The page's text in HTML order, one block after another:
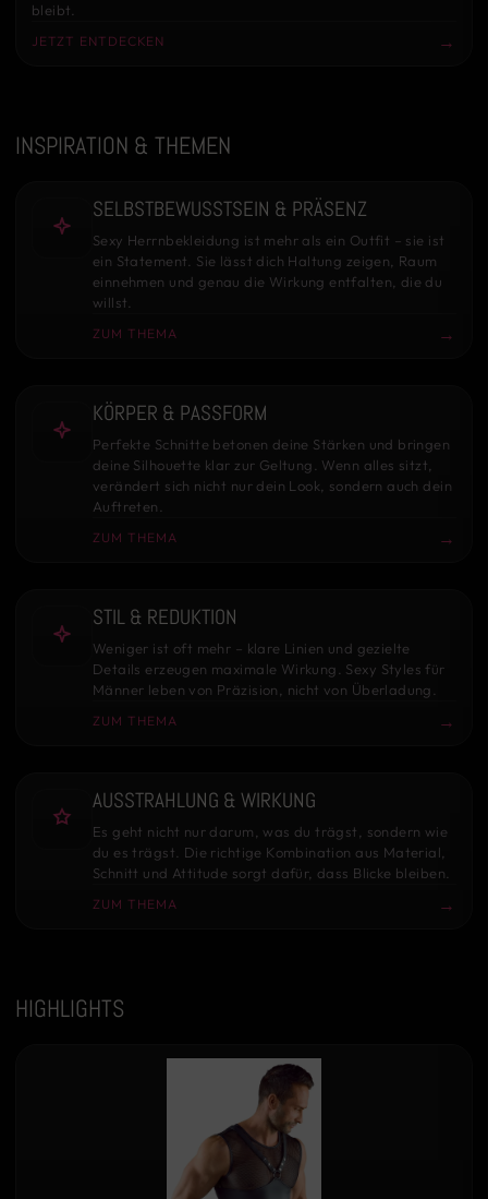
bleibt.
JETZT ENTDECKEN →
INSPIRATION & THEMEN
SELBSTBEWUSSTSEIN & PRÄSENZ
Sexy Herrnbekleidung ist mehr als ein Outfit – sie ist
ein Statement. Sie lässt dich Haltung zeigen, Raum
einnehmen und genau die Wirkung entfalten, die du
willst.
ZUM THEMA →
KÖRPER & PASSFORM
Perfekte Schnitte betonen deine Stärken und bringen
deine Silhouette klar zur Geltung. Wenn alles sitzt,
verändert sich nicht nur dein Look, sondern auch dein
Auftreten.
ZUM THEMA →
STIL & REDUKTION
Weniger ist oft mehr – klare Linien und gezielte
Details erzeugen maximale Wirkung. Sexy Styles für
Männer leben von Präzision, nicht von Überladung.
ZUM THEMA →
AUSSTRAHLUNG & WIRKUNG
Es geht nicht nur darum, was du trägst, sondern wie
du es trägst. Die richtige Kombination aus Material,
Schnitt und Attitude sorgt dafür, dass Blicke bleiben.
ZUM THEMA →
HIGHLIGHTS